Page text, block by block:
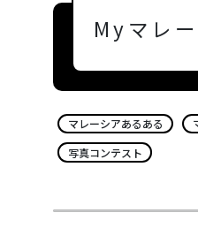
Myマレ
マレーシアあるある
写真コンテスト